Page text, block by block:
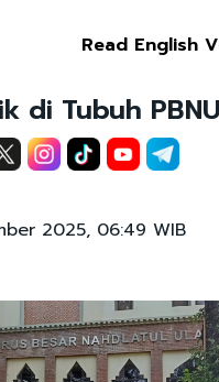
Read English
di Tubuh PBNU
2025, 06:49 WIB